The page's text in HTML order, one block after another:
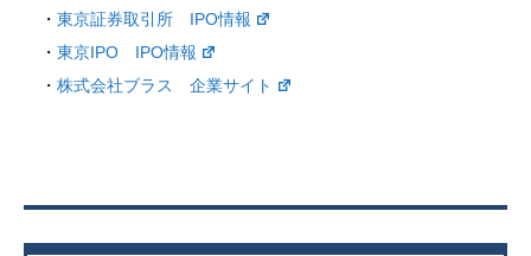
・ 東京証券取引所 IPO情報
・ 東京IPO IPO情報
・ 株式会社ブラス 企業サイト